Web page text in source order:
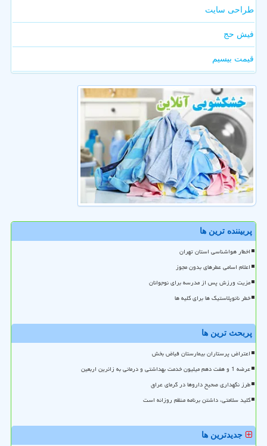
طراحی سایت
فیش حج
قیمت بیسیم
پربیننده ترین ها
اخطار هواشناسی استان تهران
اعلام اسامی عطرهای بدون مجوز
مزیت ورزش پس از مدرسه برای نوجوانان
خطر نانوپلاستیک ها برای کلیه ها
پربحث ترین ها
اعتراض پرستاران بیمارستان فیاض بخش
عرضه 1 و هفت دهم میلیون خدمت بهداشتی و درمانی به زائرین اربعین
طرز نگهداری صحیح داروها در گرمای عراق
کلید سلامتی، داشتن برنامه منظم روزانه است
جدیدترین ها